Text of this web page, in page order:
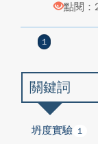
點閱：
1
關鍵詞
坍度實驗 1